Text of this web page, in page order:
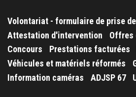
Volontariat - formulaire de prise
Attestation d'intervention
Offres
Concours
Prestations facturées
Véhicules et matériels réformés
Information caméras
ADJSP 67